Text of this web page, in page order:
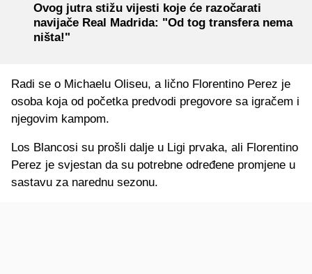
Ovog jutra stižu vijesti koje će razočarati
navijače Real Madrida: "Od tog transfera nema
ništa!"
Radi se o Michaelu Oliseu, a lično Florentino Perez je
osoba koja od početka predvodi pregovore sa igračem i
njegovim kampom.
Los Blancosi su prošli dalje u Ligi prvaka, ali Florentino
Perez je svjestan da su potrebne određene promjene u
sastavu za narednu sezonu.